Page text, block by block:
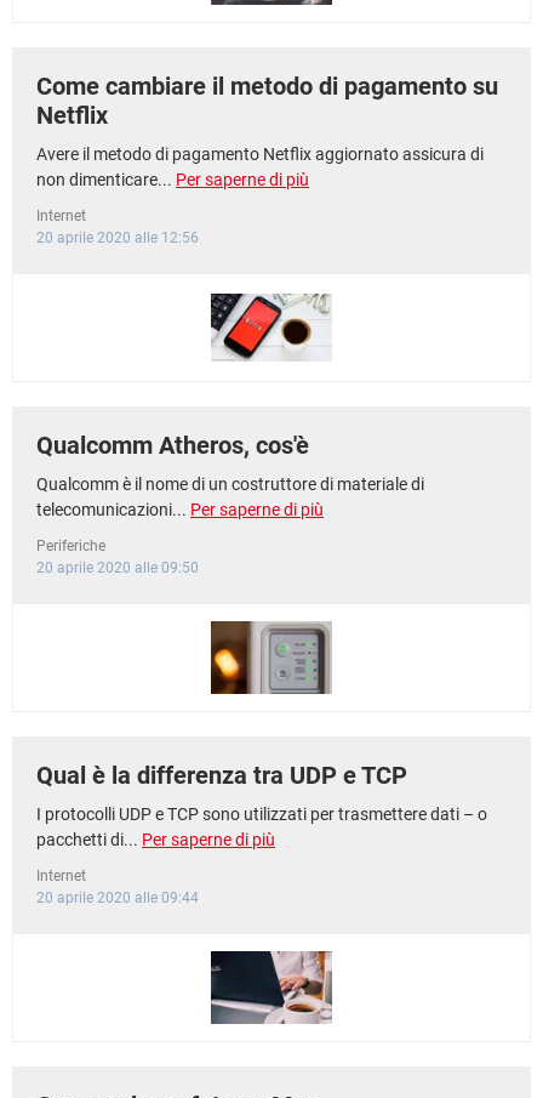
Come cambiare il metodo di pagamento su
Netflix
Avere il metodo di pagamento Netflix aggiornato assicura di
non dimenticare... Per saperne di più
Internet
20 aprile 2020 alle 12:56
Qualcomm Atheros, cos'è
Qualcomm è il nome di un costruttore di materiale di
telecomunicazioni... Per saperne di più
Periferiche
20 aprile 2020 alle 09:50
Qual è la differenza tra UDP e TCP
I protocolli UDP e TCP sono utilizzati per trasmettere dati – o
pacchetti di... Per saperne di più
Internet
20 aprile 2020 alle 09:44